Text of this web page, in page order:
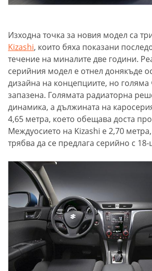
Изходна точка за новия модел са
Kizashi, които бяха показани
течение на миналите две години.
серийния модел е отнел донякъде
дизайна на концепциите, но голяма
запазена. Голямата радиаторна
динамика, а дължината на
4,65 метра, което обещава доста
Междуосието на Kizashi е 2,70
трябва да се предлага серийно с